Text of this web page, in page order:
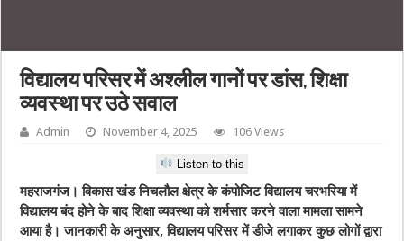
विद्यालय परिसर में अश्लील गानों पर डांस, शिक्षा
व्यवस्था पर उठे सवाल
Admin November 4, 2025 106 Views
Listen to this
महराजगंज। विकास खंड निचलौल क्षेत्र के कंपोजिट विद्यालय चरभरिया में
विद्यालय बंद होने के बाद शिक्षा व्यवस्था को शर्मसार करने वाला मामला सामने
आया है। जानकारी के अनुसार, विद्यालय परिसर में डीजे लगाकर कुछ लोगों द्वारा